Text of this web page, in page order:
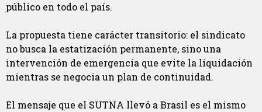
público en todo el país.
La propuesta tiene carácter transitorio: el sindicato
no busca la estatización permanente, sino una
intervención de emergencia que evite la liquidación
mientras se negocia un plan de continuidad.
El mensaje que el SUTNA llevó a Brasil es el mismo